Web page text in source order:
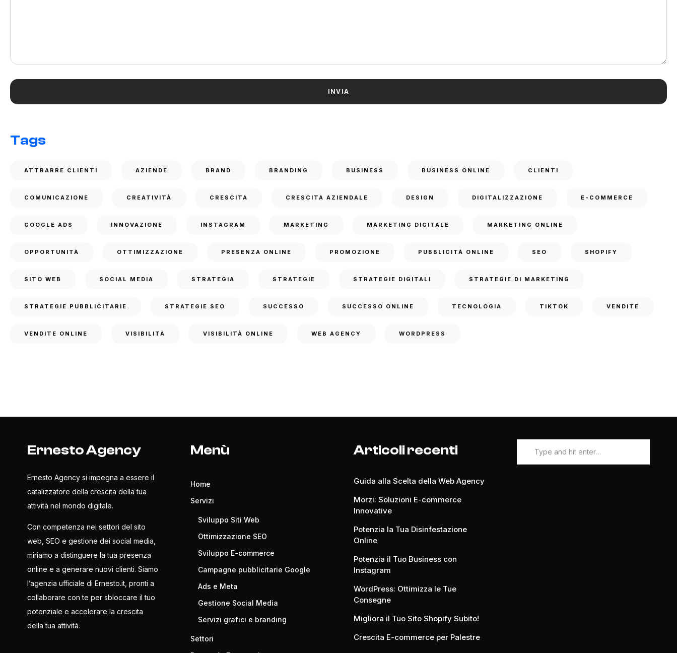
Tags
ATTRARRE CLIENTI AZIENDE BRAND BRANDING BUSINESS BUSINESS ONLINE CLIENTI
COMUNICAZIONE CREATIVITÀ CRESCITA CRESCITA AZIENDALE DESIGN DIGITALIZZAZIONE E-COMMERCE
GOOGLE ADS INNOVAZIONE INSTAGRAM MARKETING MARKETING DIGITALE MARKETING ONLINE
OPPORTUNITÀ OTTIMIZZAZIONE PRESENZA ONLINE PROMOZIONE PUBBLICITÀ ONLINE SEO SHOPIFY
SITO WEB SOCIAL MEDIA STRATEGIA STRATEGIE STRATEGIE DIGITALI STRATEGIE DI MARKETING
STRATEGIE PUBBLICITARIE STRATEGIE SEO SUCCESSO SUCCESSO ONLINE TECNOLOGIA TIKTOK VENDITE
VENDITE ONLINE VISIBILITÀ VISIBILITÀ ONLINE WEB AGENCY WORDPRESS
Ernesto Agency
Ernesto Agency si impegna a essere il
catalizzatore della crescita della tua
attività nel mondo digitale.
Con competenza nei settori del sito
web, SEO e gestione dei social media,
miriamo a distinguere la tua presenza
online e a generare nuovi clienti. Siamo
l’agenzia ufficiale di Ernesto.it, pronti a
collaborare con te per sbloccare il tuo
potenziale e accelerare la crescita
della tua attività.
Menù
Home
Servizi
Sviluppo Siti Web
Ottimizzazione SEO
Sviluppo E-commerce
Campagne pubblicitarie Google
Ads e Meta
Gestione Social Media
Servizi grafici e branding
Settori
Articoli recenti
Guida alla Scelta della Web Agency
Morzi: Soluzioni E-commerce
Innovative
Potenzia la Tua Disinfestazione
Online
Potenzia il Tuo Business con
Instagram
WordPress: Ottimizza le Tue
Consegne
Migliora il Tuo Sito Shopify Subito!
Crescita E-commerce per Palestre